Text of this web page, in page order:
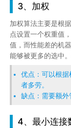
3、加权
加权算法主要是根
点设置一个权重值
值，而性能差的机
能够被更多的选中
优点：可以根
者多劳。
缺点：需要额外
4、最小连接